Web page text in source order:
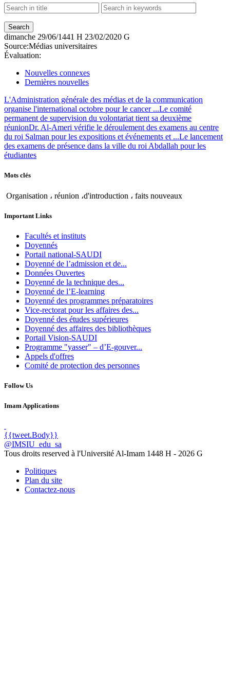
dimanche 29/06/1441 H 23/02/2020 G
Source:Médias universitaires
Évaluation:
Nouvelles connexes
Dernières nouvelles
L'Administration générale des médias et de la communication
organise l'international octobre pour le cancer ...Le comité
permanent de supervision du volontariat tient sa deuxième
réunionDr. Al-Ameri vérifie le déroulement des examens au centre
du roi Salman pour les expositions et événements et ...Le lancement
des examens de présence dans la ville du roi Abdallah pour les
étudiantes
Mots clés
Organisation ، réunion ،d'introduction ، faits nouveaux
Important Links
Facultés et instituts
Doyennés
Portail national-SAUDI
Doyenné de l’admission et de...
Données Ouvertes
Doyenné de la technique des...
Doyenné de l’E-learning
Doyenné des programmes préparatoires
Vice-rectorat pour les affaires des...
Doyenné des études supérieures
Doyenné des affaires des bibliothèques
Portail Vision-SAUDI
Programme "yasser" – d’E-gouver...
Appels d'offres
Comité de protection des personnes
Follow Us
Imam Applications
{{tweet.Body}}
@IMSIU_edu_sa
Tous droits reserved à l'Université Al-Imam 1448 H - 2026 G
Politiques
Plan du site
Contactez-nous